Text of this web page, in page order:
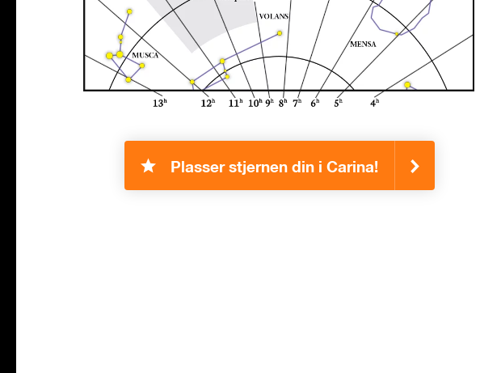
Plasser stjernen din i Carina!